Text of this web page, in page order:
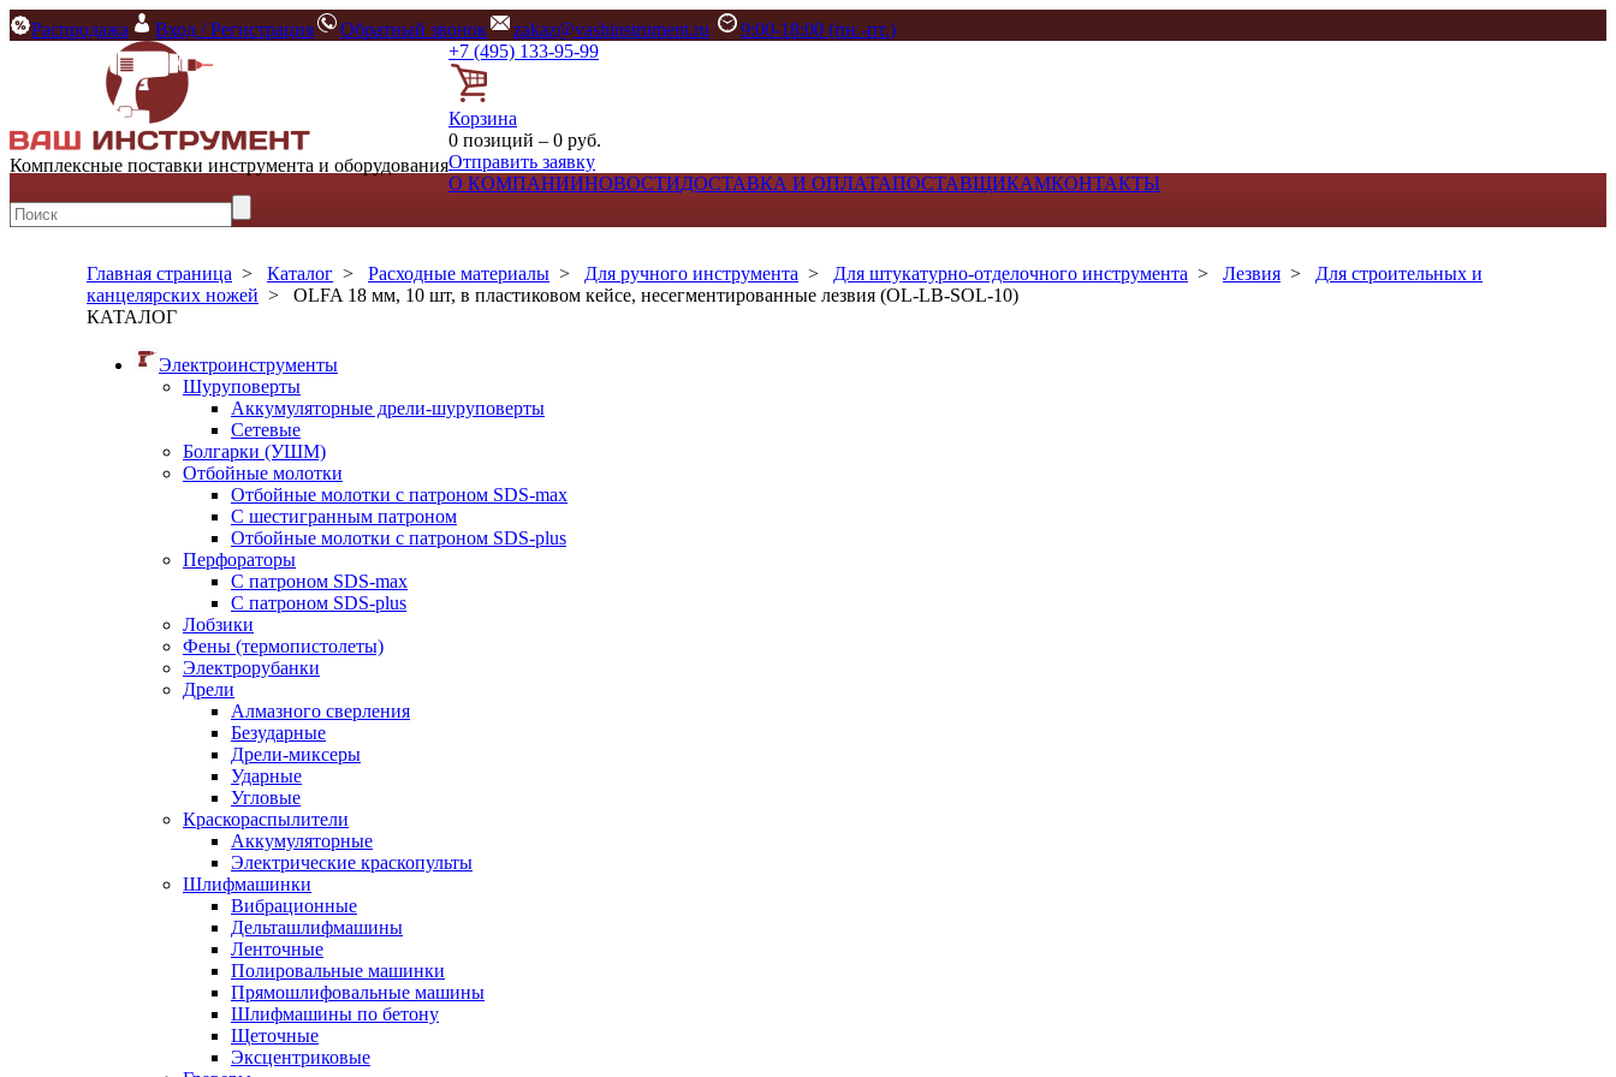
Распродажа Вход / Регистрация Обратный звонок zakaz@vashinstrument.ru 9:00-18:00 (пн.-пт.)
Комплексные поставки инструмента и оборудования
+7 (495) 133-95-99
Корзина
0 позиций – 0 руб.
Отправить заявку
О КОМПАНИИНОВОСТИДОСТАВКА И ОПЛАТАПОСТАВЩИКАМКОНТАКТЫ
Главная страница > Каталог > Расходные материалы > Для ручного инструмента > Для штукатурно-отделочного инструмента > Лезвия > Для строительных и
канцелярских ножей > OLFA 18 мм, 10 шт, в пластиковом кейсе, несегментированные лезвия (OL-LB-SOL-10)
КАТАЛОГ
Электроинструменты
Шуруповерты
Аккумуляторные дрели-шуруповерты
Сетевые
Болгарки (УШМ)
Отбойные молотки
Отбойные молотки с патроном SDS-max
С шестигранным патроном
Отбойные молотки с патроном SDS-plus
Перфораторы
С патроном SDS-max
С патроном SDS-plus
Лобзики
Фены (термопистолеты)
Электрорубанки
Дрели
Алмазного сверления
Безударные
Дрели-миксеры
Ударные
Угловые
Краскораспылители
Аккумуляторные
Электрические краскопульты
Шлифмашинки
Вибрационные
Дельташлифмашины
Ленточные
Полировальные машинки
Прямошлифовальные машины
Шлифмашины по бетону
Щеточные
Эксцентриковые